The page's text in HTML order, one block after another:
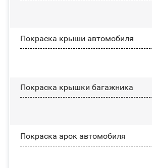
Покраска крыши автомобиля
Покраска крышки багажника
Покраска арок автомобиля